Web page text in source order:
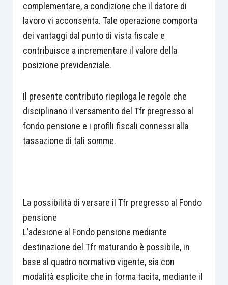
complementare, a condizione che il datore di
lavoro vi acconsenta. Tale operazione comporta
dei vantaggi dal punto di vista fiscale e
contribuisce a incrementare il valore della
posizione previdenziale.
Il presente contributo riepiloga le regole che
disciplinano il versamento del Tfr pregresso al
fondo pensione e i profili fiscali connessi alla
tassazione di tali somme.
La possibilità di versare il Tfr pregresso al Fondo
pensione
L’adesione al Fondo pensione mediante
destinazione del Tfr maturando è possibile, in
base al quadro normativo vigente, sia con
modalità esplicite che in forma tacita, mediante il